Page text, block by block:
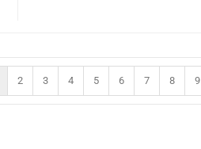
2 3 4 5 6 7 8 9